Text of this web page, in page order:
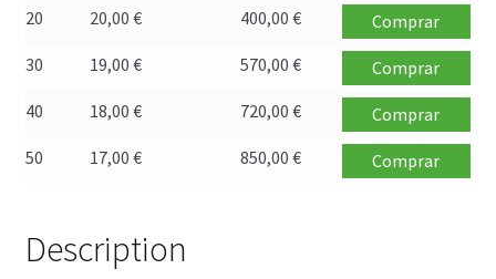
20
20,00 € 400,00 €
Comprar
30
19,00 € 570,00 €
Comprar
40
18,00 € 720,00 €
Comprar
50
17,00 € 850,00 € Comprar
Description